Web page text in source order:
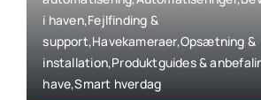
i haven,Fejlfinding &
support,Havekameraer,Opsætning &
installation,Produktguides &
have,Smart hverdag